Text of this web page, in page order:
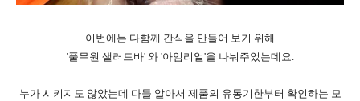
이번에는 다함께 간식을 만들어 보기 위해
'풀무원 샐러드바' 와 '아임리얼'을 나눠주었는데요.
누가 시키지도 않았는데 다들 알아서 제품의 유통기한부터 확인하는 모